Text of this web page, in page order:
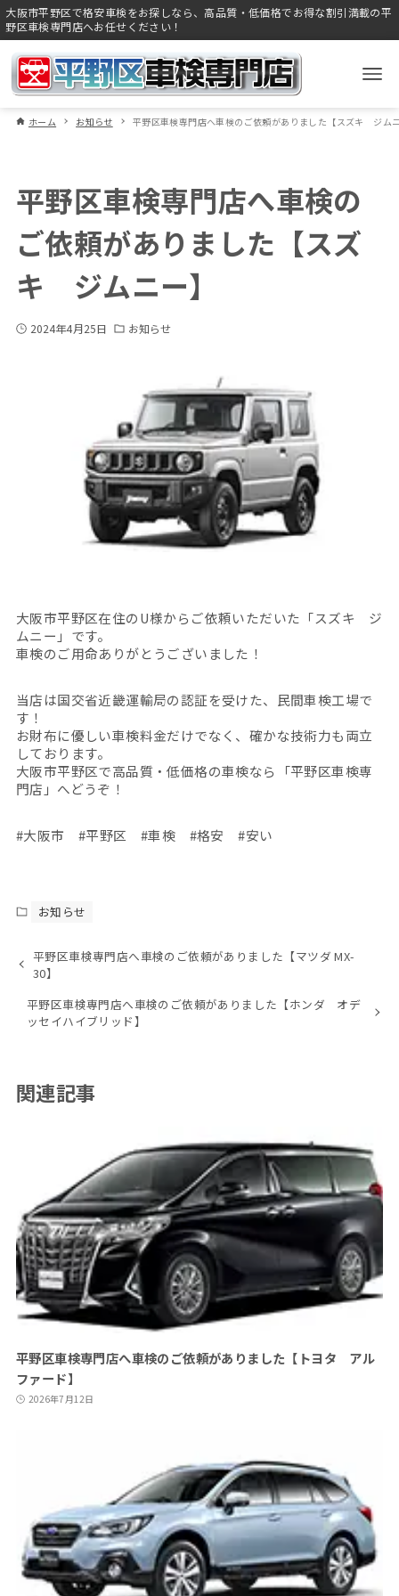
大阪市平野区で格安車検をお探しなら、高品質・低価格でお得な割引満載の平
野区車検専門店へお任せください！
ホーム お知らせ 平野区車検専門店へ車検のご依頼がありました【スズキ ジム
平野区車検専門店へ車検の
ご依頼がありました【スズ
キ ジムニー】
2024年4月25日 お知らせ
大阪市平野区在住のU様からご依頼いただいた「スズキ ジ
ムニー」です。
車検のご用命ありがとうございました！
当店は国交省近畿運輸局の認証を受けた、民間車検工場で
す！
お財布に優しい車検料金だけでなく、確かな技術力も両立
しております。
大阪市平野区で高品質・低価格の車検なら「平野区車検専
門店」へどうぞ！
#大阪市 #平野区 #車検 #格安 #安い
お知らせ
平野区車検専門店へ車検のご依頼がありました【マツダ MX-
30】
平野区車検専門店へ車検のご依頼がありました【ホンダ オデ
ッセイハイブリッド】
関連記事
平野区車検専門店へ車検のご依頼がありました【トヨタ アル
ファード】
2026年7月12日